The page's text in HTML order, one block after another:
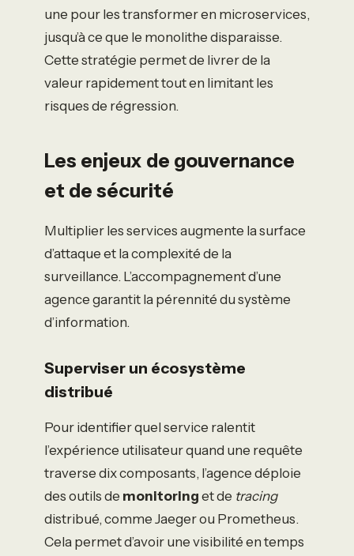
une pour les transformer en microservices,
jusqu’à ce que le monolithe disparaisse.
Cette stratégie permet de livrer de la
valeur rapidement tout en limitant les
risques de régression.
Les enjeux de gouvernance
et de sécurité
Multiplier les services augmente la surface
d’attaque et la complexité de la
surveillance. L’accompagnement d’une
agence garantit la pérennité du système
d’information.
Superviser un écosystème
distribué
Pour identifier quel service ralentit
l’expérience utilisateur quand une requête
traverse dix composants, l’agence déploie
des outils de monitoring et de tracing
distribué, comme Jaeger ou Prometheus.
Cela permet d’avoir une visibilité en temps